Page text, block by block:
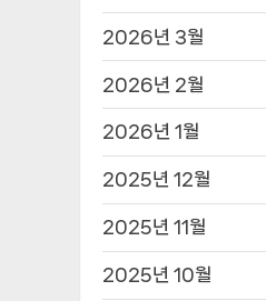
2026년 3월
2026년 2월
2026년 1월
2025년 12월
2025년 11월
2025년 10월